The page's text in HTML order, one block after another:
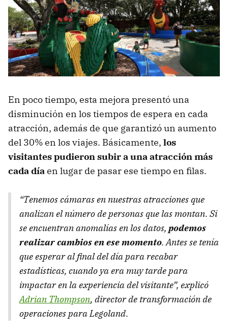
En poco tiempo, esta mejora presentó una
disminución en los tiempos de espera en cada
atracción, además de que garantizó un aumento
del 30% en los viajes. Básicamente, los
visitantes pudieron subir a una atracción más
cada díaen lugar de pasar ese tiempo en filas.
“Tenemos cámaras en nuestras atracciones que
analizan el número de personas que las montan. Si
se encuentran anomalías en los datos, podemos
realizar cambios en ese momento. Antes se tenía
que esperar al final del día para recabar
estadísticas, cuando ya era muy tarde para
impactar en la experiencia del visitante”, explicó
Adrian Thompson, director de transformación de
operaciones para Legoland.